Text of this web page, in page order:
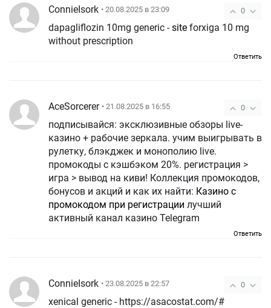
0
ConnieIsork • 20.08.2025 в 23:09
dapagliflozin 10mg generic -site forxiga 10 mg
without prescription
Ответить
0
AceSorcerer • 21.08.2025 в 16:55
подписывайся: эксклюзивные обзоры live-
казино + рабочие зеркала. учим выигрывать в
рулетку, блэкджек и монополию live.
промокоды с кэшбэком 20%. регистрация >
игра > вывод на киви! Коллекция промокодов,
бонусов и акций и как их найти: Казино с
промокодом при регистрации
активный канал казино Telegram
Ответить
0
ConnieIsork • 23.08.2025 в 22:57
xenical generic - https://asacostat.com/#